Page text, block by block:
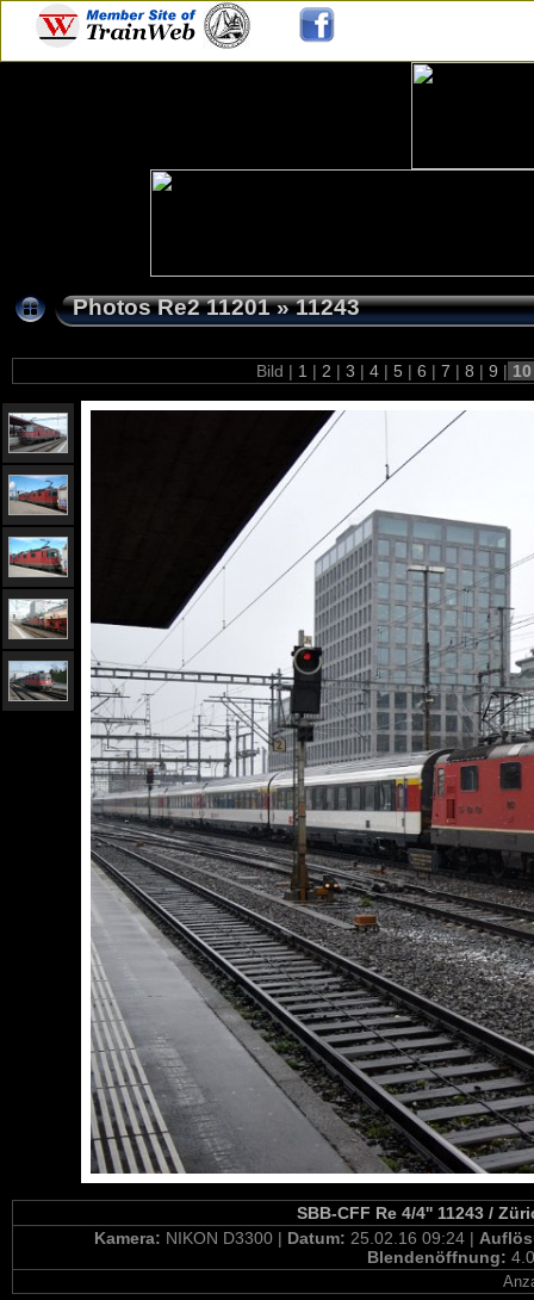
Photos Re2 11201»11243
Bild | 1 | 2 | 3 | 4 | 5 | 6 | 7 | 8 | 9 |
SBB-CFF Re 4/4'' 11243 /
Kamera: NIKON D3300 | Datum: 25.02.16 09:24 |
Blendenöffnung: